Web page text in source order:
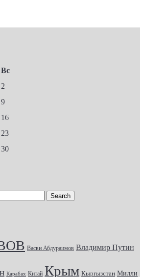
Вс
2
9
16
23
30
Васви Абдураимов Владимир Путин
Карабах Китай Крым Кыргызстан Милли